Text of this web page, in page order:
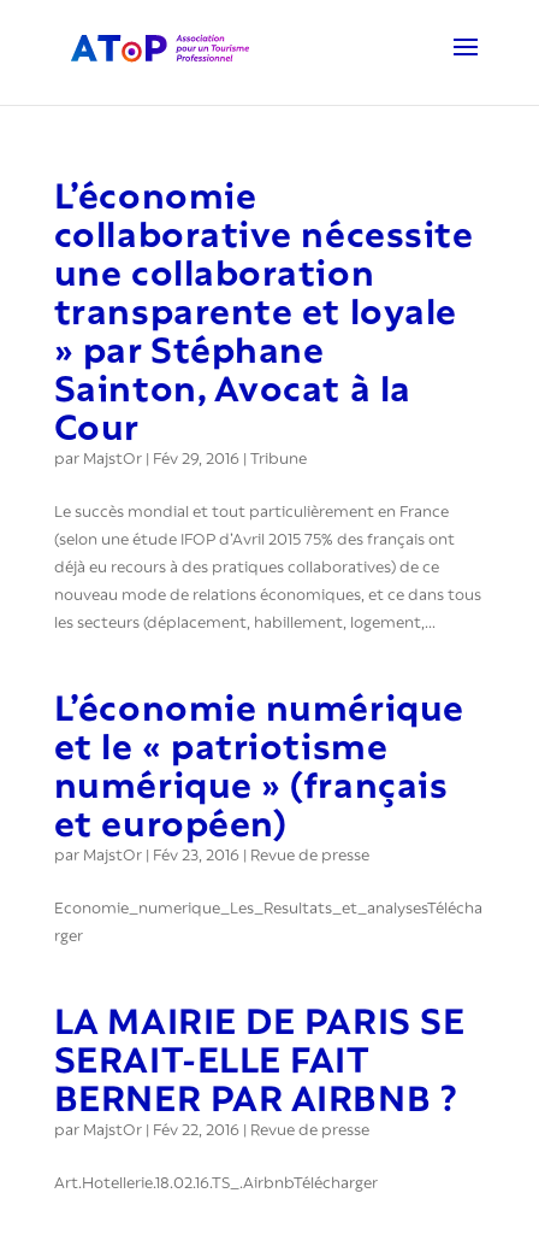
L’économie
collaborative nécessite
une collaboration
transparente et loyale
» par Stéphane
Sainton, Avocat à la
Cour
parMajstOr| Fév 29, 2016|Tribune
Le succès mondial et tout particulièrement en France
(selon une étude IFOP d’Avril 2015 75% des français ont
déjà eu recours à des pratiques collaboratives) de ce
nouveau mode de relations économiques, et ce dans tous
les secteurs (déplacement, habillement, logement,...
L’économie numérique
et le « patriotisme
numérique » (français
et européen)
parMajstOr| Fév 23, 2016| Revue de presse
Economie_numerique_Les_Resultats_et_analysesTélécha
rger
LA MAIRIE DE PARIS SE
SERAIT-ELLE FAIT
BERNER PAR AIRBNB ?
parMajstOr| Fév 22, 2016| Revue de presse
Art.Hotellerie.18.02.16.TS_.AirbnbTélécharger